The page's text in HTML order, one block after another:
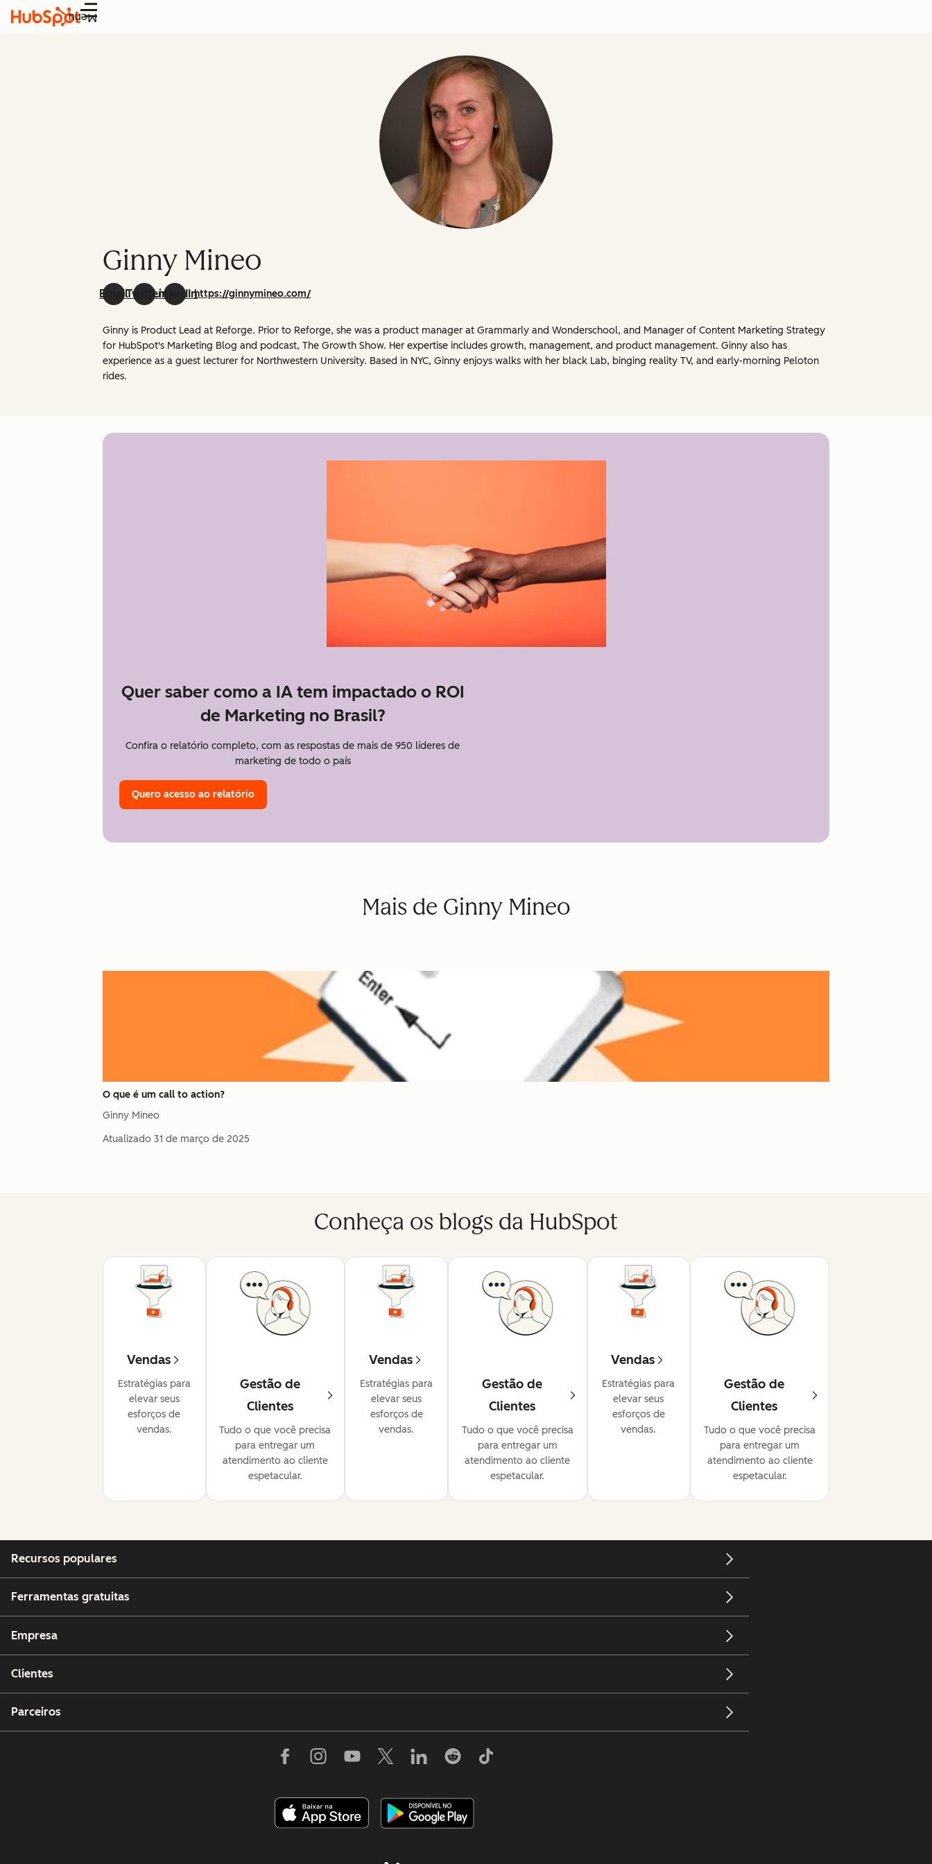
Menu
Ginny Mineo
EmailTwitterLinkedInhttps://ginnymineo.com/
Ginny is Product Lead at Reforge. Prior to Reforge, she was a product manager at Grammarly and Wonderschool, and Manager of Content Marketing Strategy
for HubSpot's Marketing Blog and podcast, The Growth Show. Her expertise includes growth, management, and product management. Ginny also has
experience as a guest lecturer for Northwestern University. Based in NYC, Ginny enjoys walks with her black Lab, binging reality TV, and early-morning Peloton
rides.
Quer saber como a IA tem impactado o ROI
de Marketing no Brasil?
Confira o relatório completo, com as respostas de mais de 950 líderes de
marketing de todo o país
Quero acesso ao relatório
Mais de Ginny Mineo
O que é um call to action?
Ginny Mineo
Atualizado 31 de março de 2025
Conheça os blogs da HubSpot
Vendas
Estratégias para
elevar seus
esforços de
vendas.
Gestão de
Clientes
Tudo o que você precisa
para entregar um
atendimento ao cliente
espetacular.
Vendas
Estratégias para
elevar seus
esforços de
vendas.
Gestão de
Clientes
Tudo o que você precisa
para entregar um
atendimento ao cliente
espetacular.
Vendas
Estratégias para
elevar seus
esforços de
vendas.
Gestão de
Clientes
Tudo o que você precisa
para entregar um
atendimento ao cliente
espetacular.
Recursos populares
Ferramentas gratuitas
Empresa
Clientes
Parceiros